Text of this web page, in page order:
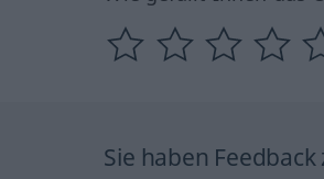
Sie haben